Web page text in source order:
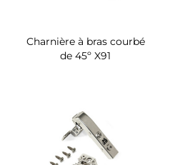
Charnière à bras courbé
de 45º X91